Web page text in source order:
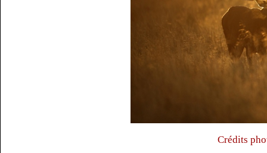
Crédits